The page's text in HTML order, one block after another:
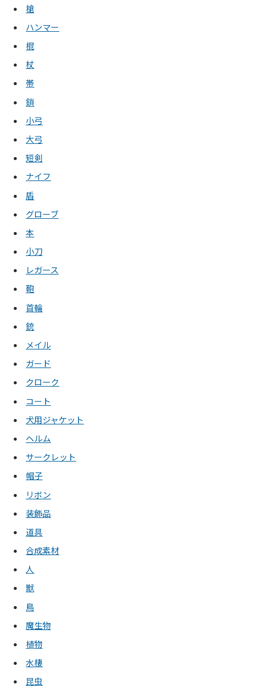
槍
ハンマー
棍
杖
帯
鎖
小弓
大弓
短剣
ナイフ
盾
グローブ
本
小刀
レガース
鞄
首輪
銃
メイル
ガード
クローク
コート
犬用ジャケット
ヘルム
サークレット
帽子
リボン
装飾品
道具
合成素材
人
獣
鳥
魔生物
植物
水棲
昆虫